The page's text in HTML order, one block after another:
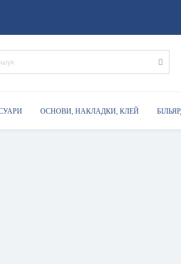
ОСНОВИ, НАКЛАДКИ, КЛЕЙ